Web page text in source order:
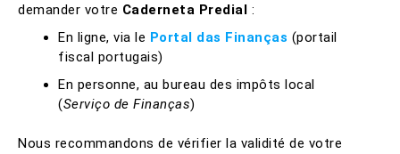
demander votre Caderneta Predial :
En ligne, via le Portal das Finanças (portail
fiscal portugais)
En personne, au bureau des impôts local
(Serviço de Finanças)
Nous recommandons de vérifier la validité de votre